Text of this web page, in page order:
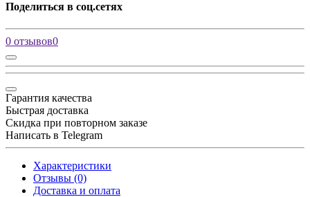
Поделиться в соц.сетях
0 отзывов0
Гарантия качества
Быстрая доставка
Скидка при повторном заказе
Написать в Telegram
Характеристики
Отзывы (0)
Доставка и оплата